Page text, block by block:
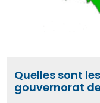
Quelles sont
gouvernorat